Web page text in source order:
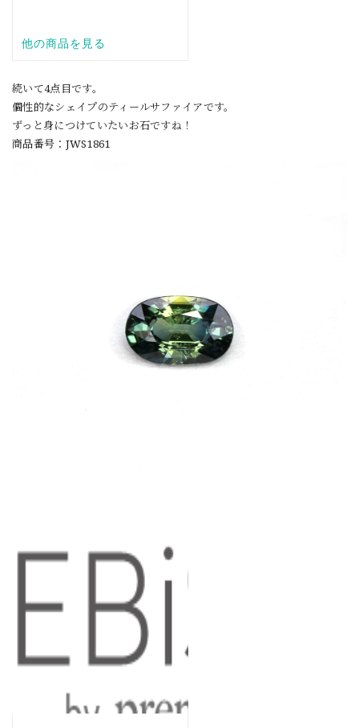
続いて4点目です。
個性的なシェイプのティールサファイアです。
ずっと身につけていたいお石ですね！
商品番号：JWS1861